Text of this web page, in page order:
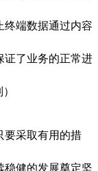
终端数据通过内容
证了业务的正常进
要采取有用的措
稳健的发展奠定坚